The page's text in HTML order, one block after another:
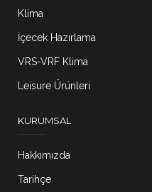
Klima
İçecek Hazırlama
VRS-VRF Klima
Leisure Ürünleri
KURUMSAL
Hakkımızda
Tarihçe